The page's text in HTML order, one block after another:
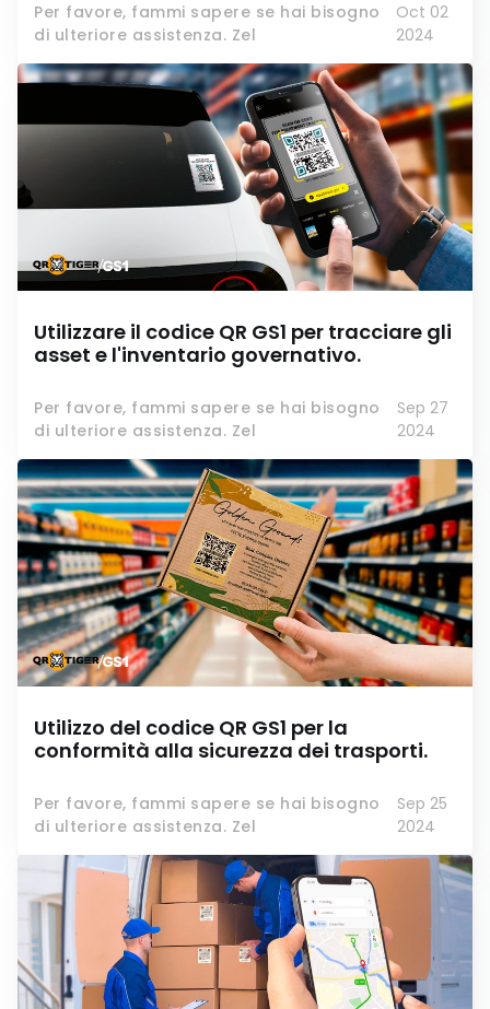
Per favore, fammi sapere se hai bisogno
di ulteriore assistenza. Zel
Oct 02
2024
Utilizzare il codice QR GS1 per tracciare gli
asset e l'inventario governativo.
Per favore, fammi sapere se hai bisogno
di ulteriore assistenza. Zel
Sep 27
2024
Utilizzo del codice QR GS1 per la
conformità alla sicurezza dei trasporti.
Per favore, fammi sapere se hai bisogno
di ulteriore assistenza. Zel
Sep 25
2024